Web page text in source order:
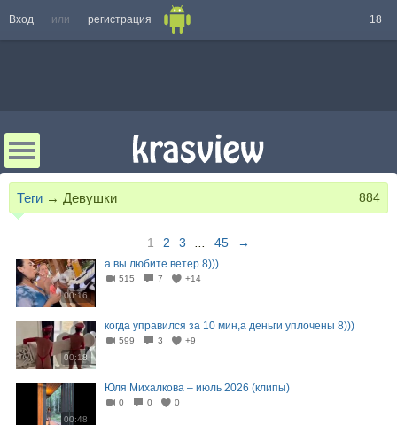
Вход или регистрация 18+
Теги → Девушки 884
1 2 3 45 →
00:16
а вы любите ветер 8)))
515 7 +14
00:18
когда управился за 10 мин,а деньги уплочены 8)))
599 3 +9
00:48
Юля Михалкова – июль 2026 (клипы)
0 0 0